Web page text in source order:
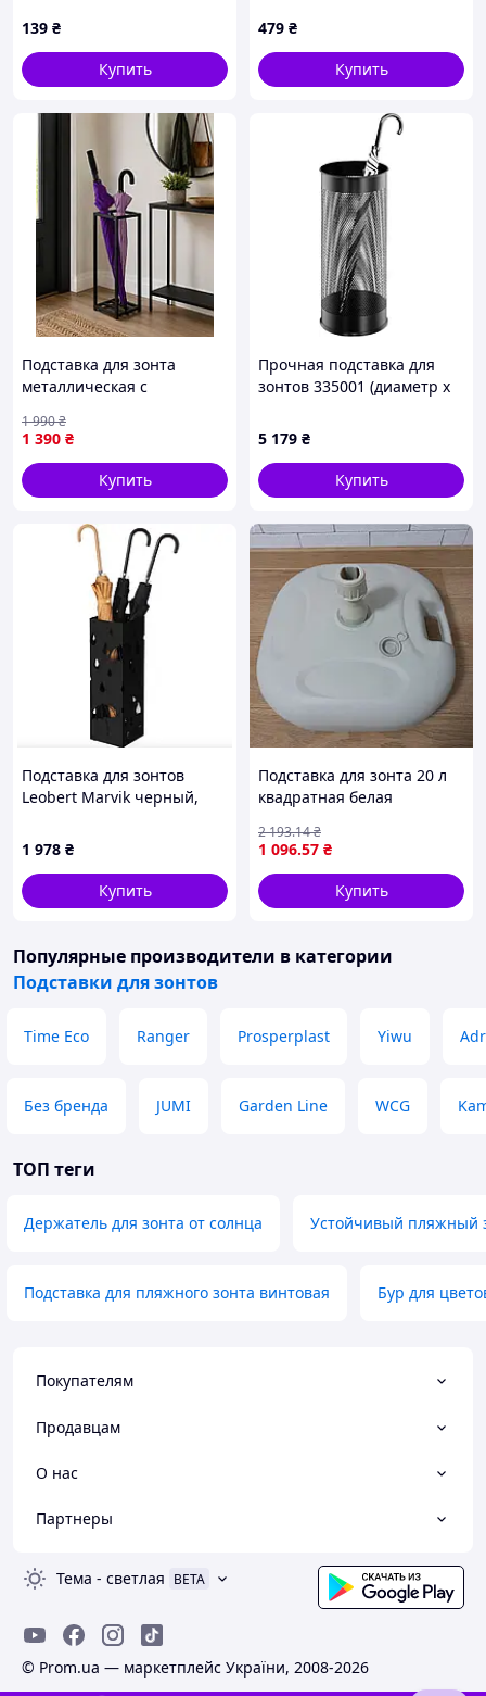
139 ₴
Купить
479 ₴
Купить
Подставка для зонта
металлическая с
трость и сложных зонтов,
60×20×20 см
1 390 ₴
1 990₴
Купить
Прочная подставка для
зонтов 335001 (диаметр x
черная.
5 179 ₴
Купить
Подставка для зонтов
Leobert Marvik черный,
1 978 ₴
Купить
Подставка для зонта 20 л
квадратная белая
сада пляжа террасы с
фиксацией
1 096.57 ₴
2 193.14₴
Купить
Популярные производители в категории
Подставки для зонтов
Time Eco Ranger Prosperplast Yiwu
Без бренда JUMI Garden Line WCG
ТОП теги
Держатель для зонта от солнца Устойчивый пляжный
Подставка для пляжного зонта винтовая Бур для
Покупателям
Продавцам
О нас
Партнеры
Тема - светлая BETA
© Prom.ua — маркетплейс України, 2008-2026